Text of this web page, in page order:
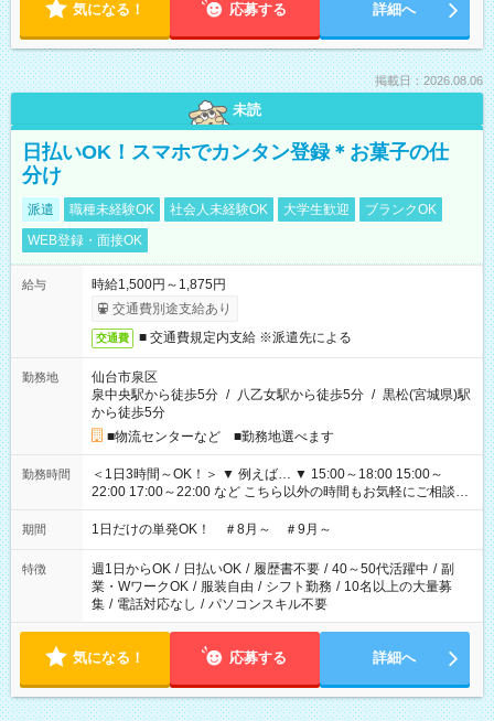
気になる！ 応募する 詳細へ
掲載日：2026.08.06
未読
日払いOK！スマホでカンタン登録＊お菓子の仕
分け
派遣 職種未経験OK 社会人未経験OK 大学生歓迎
ブランクOK
WEB登録・面接OK
給与
時給1,500円～1,875円
交通費別途支給あり
交通費 ■ 交通費規定内支給 ※派遣先による
勤務地
仙台市泉区
泉中央駅から徒歩5分 / 八乙女駅から徒歩5分 / 黒松(宮城県)駅
から徒歩5分
■物流センターなど ■勤務地選べます
勤務時間
＜1日3時間～OK！＞ ▼ 例えば… ▼ 15:00～18:00 15:00～
22:00 17:00～22:00 など こちら以外の時間もお気軽にご相談く
ださい！
期間 1日だけの単発OK！ ＃8月～ ＃9月～
特徴 週1日からOK / 日払いOK / 履歴書不要 / 40～50代活躍中 / 副
業・WワークOK / 服装自由 / シフト勤務 / 10名以上の大量募
集 / 電話対応なし / パソコンスキル不要
気になる！ 応募する 詳細へ